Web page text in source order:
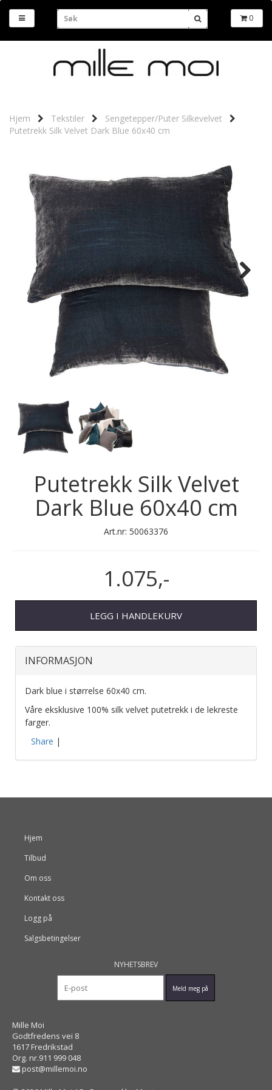
0
Hjem Tekstiler
Sengetepper/Puter Silkevelvet
Putetrekk Silk Velvet Dark Blue 60x40 cm
Next
Putetrekk Silk Velvet
Dark Blue 60x40 cm
Art.nr: 50063376
1.075,-
LEGG I HANDLEKURV
INFORMASJON
Dark blue i størrelse 60x40 cm.
Våre eksklusive 100% silk velvet putetrekk i de lekreste
farger.
Share |
Hjem
Tilbud
Om oss
Kontakt oss
Logg på
Salgsbetingelser
NYHETSBREV
Mille Moi
Godtfredens vei 8
1617 Fredrikstad
Org. nr.911 999 048
post@millemoi.no